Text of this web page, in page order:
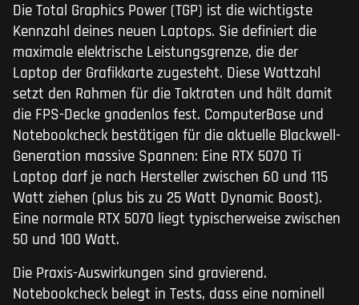
Die Total Graphics Power (TGP) ist die wichtigste
Kennzahl deines neuen Laptops. Sie definiert die
maximale elektrische Leistungsgrenze, die der
Laptop der Grafikkarte zugesteht. Diese Wattzahl
setzt den Rahmen für die Taktraten und hält damit
die FPS-Decke gnadenlos fest. ComputerBase und
Notebookcheck bestätigen für die aktuelle Blackwell-
Generation massive Spannen: Eine RTX 5070 Ti
Laptop darf je nach Hersteller zwischen 60 und 115
Watt ziehen (plus bis zu 25 Watt Dynamic Boost).
Eine normale RTX 5070 liegt typischerweise zwischen
50 und 100 Watt.
Die Praxis-Auswirkungen sind gravierend.
Notebookcheck belegt in Tests, dass eine nominell